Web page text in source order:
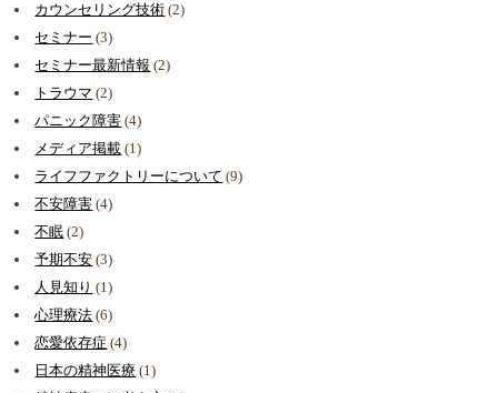
カウンセリング技術 (2)
セミナー (3)
セミナー最新情報 (2)
トラウマ (2)
パニック障害 (4)
メディア掲載 (1)
ライフファクトリーについて (9)
不安障害 (4)
不眠 (2)
予期不安 (3)
人見知り (1)
心理療法 (6)
恋愛依存症 (4)
日本の精神医療 (1)